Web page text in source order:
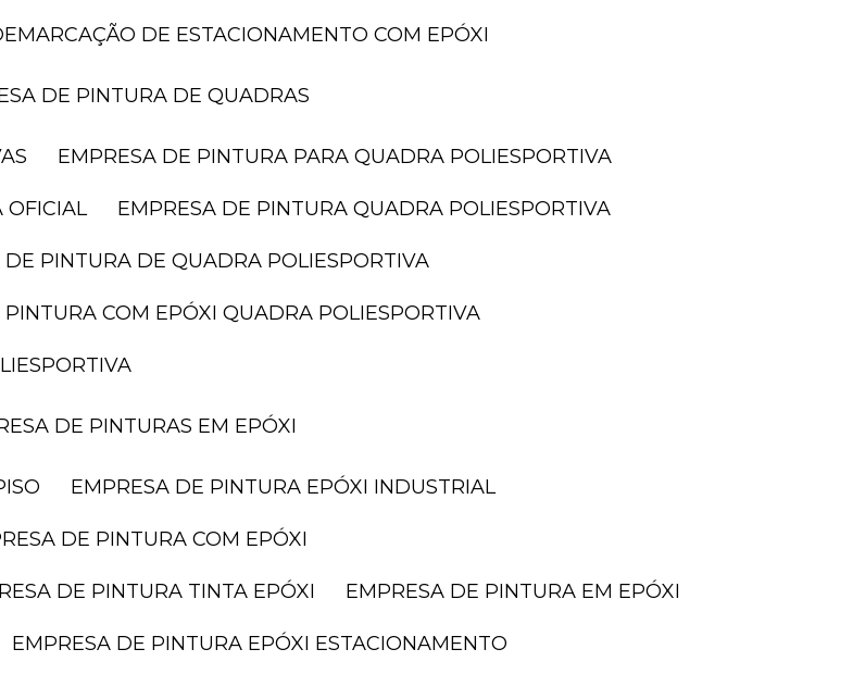
DEMARCAÇÃO DE ESTACIONAMENTO COM EPÓXI
DE PINTURA DE QUADRAS
EMPRESA DE PINTURA PARA QUADRA POLIESPORTIVA
OFICIAL EMPRESA DE PINTURA QUADRA POLIESPORTIVA
DE PINTURA DE QUADRA POLIESPORTIVA
PINTURA COM EPÓXI QUADRA POLIESPORTIVA
DE PINTURAS EM EPÓXI
EMPRESA DE PINTURA EPÓXI INDUSTRIAL
DE PINTURA COM EPÓXI
DE PINTURA TINTA EPÓXI EMPRESA DE PINTURA EM EPÓXI
EMPRESA DE PINTURA EPÓXI ESTACIONAMENTO